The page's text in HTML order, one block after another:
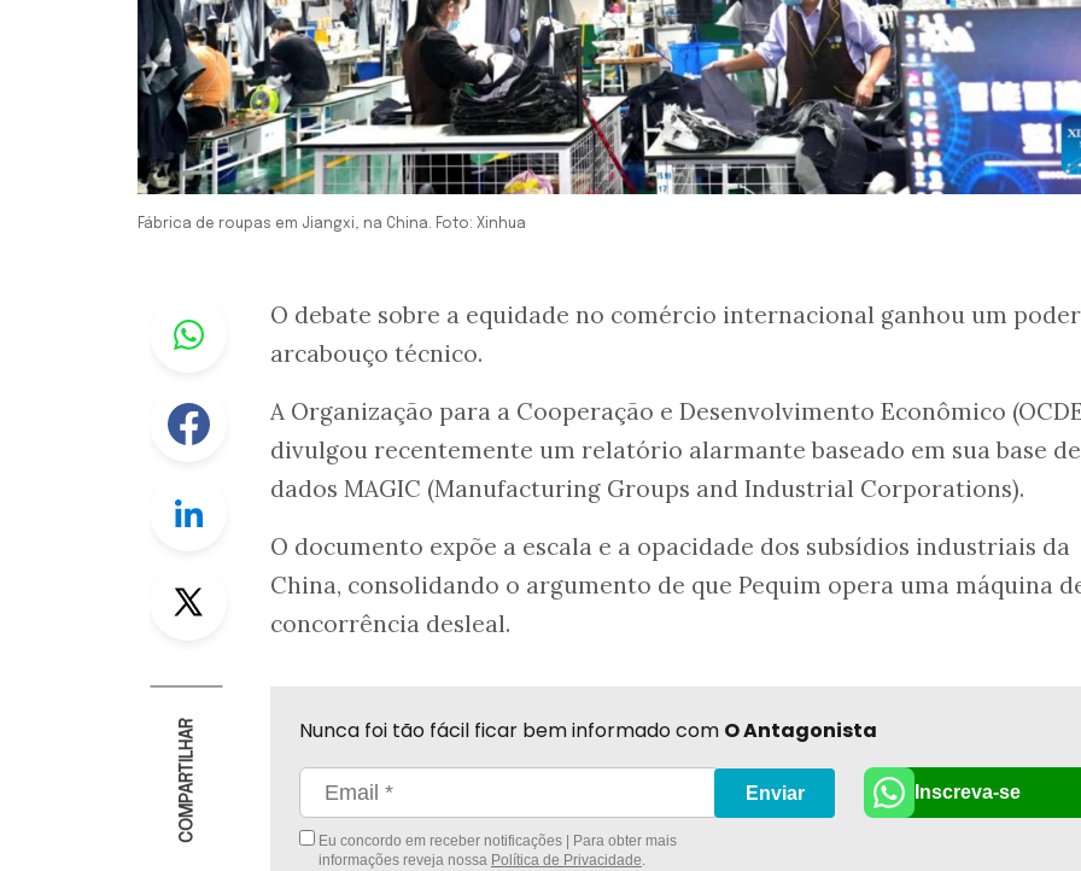
Fábrica de roupas em Jiangxi, na China. Foto: Xinhua
Whastapp
Facebook
Linkedin
Twitter
COMPARTILHAR
O debate sobre a equidade no comércio internacional ganhou um
arcabouço técnico.
A Organização para a Cooperação e Desenvolvimento Econômico
divulgou recentemente um relatório alarmante baseado em sua base de
dados MAGIC (Manufacturing Groups and Industrial Corporations).
O documento expõe a escala e a opacidade dos subsídios industriais da
China, consolidando o argumento de que Pequim opera uma máquina
concorrência desleal.
Nunca foi tão fácil ficar bem informado com O Antagonista
Eu concordo em receber notificações | Para obter mais
informações reveja nossa Política de Privacidade.
Enviar Inscreva-se